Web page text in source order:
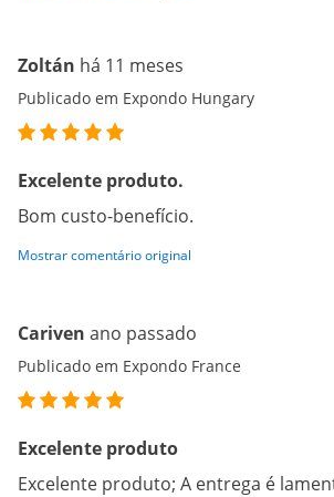
Zoltán há 11 meses
Publicado em Expondo Hungary
Excelente produto.
Bom custo-benefício.
Mostrar comentário original
Cariven ano passado
Publicado em Expondo France
Excelente produto
Excelente produto; A entrega é